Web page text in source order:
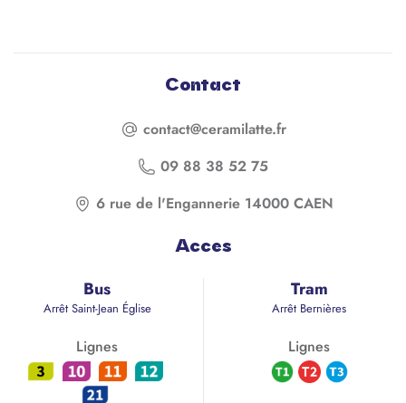
Contact
contact@ceramilatte.fr
09 88 38 52 75
6 rue de l'Engannerie 14000 CAEN
Acces
Bus
Arrêt Saint-Jean Église
Lignes
Tram
Arrêt Bernières
Lignes